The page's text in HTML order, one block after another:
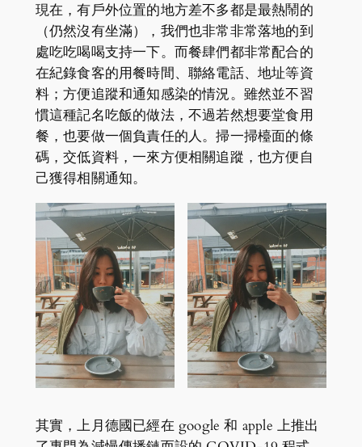
現在，有戶外位置的地方差不多都是最熱鬧的
（仍然沒有坐滿），我們也非常非常落地的到
處吃吃喝喝支持一下。而餐肆們都非常配合的
在紀錄食客的用餐時間、聯絡電話、地址等資
料；方便追蹤和通知感染的情況。雖然並不習
慣這種記名吃飯的做法，不過若然想要堂食用
餐，也要做一個負責任的人。掃一掃檯面的條
碼，交低資料，一來方便相關追蹤，也方便自
己獲得相關通知。
其實，上月德國已經在 google 和 apple 上推出